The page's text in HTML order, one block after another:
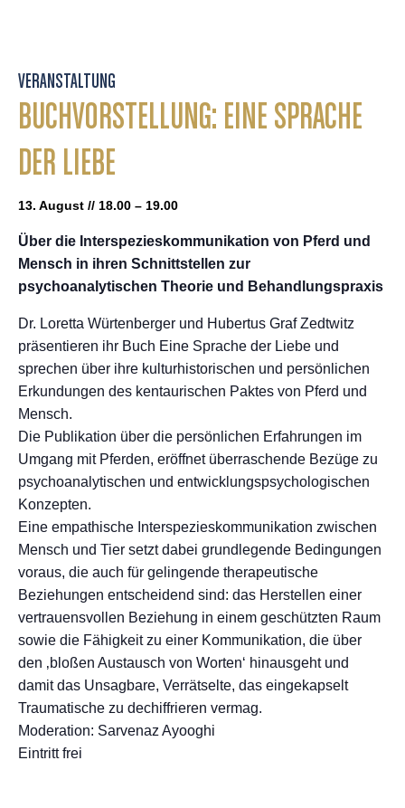
VERANSTALTUNG
BUCHVORSTELLUNG: EINE SPRACHE
DER LIEBE
13. August // 18.00 – 19.00
Über die Interspezieskommunikation von Pferd und
Mensch in ihren Schnittstellen zur
psychoanalytischen Theorie und Behandlungspraxis
Dr. Loretta Würtenberger und Hubertus Graf Zedtwitz
präsentieren ihr Buch Eine Sprache der Liebe und
sprechen über ihre kulturhistorischen und persönlichen
Erkundungen des kentaurischen Paktes von Pferd und
Mensch.
Die Publikation über die persönlichen Erfahrungen im
Umgang mit Pferden, eröffnet überraschende Bezüge zu
psychoanalytischen und entwicklungspsychologischen
Konzepten.
Eine empathische Interspezieskommunikation zwischen
Mensch und Tier setzt dabei grundlegende Bedingungen
voraus, die auch für gelingende therapeutische
Beziehungen entscheidend sind: das Herstellen einer
vertrauensvollen Beziehung in einem geschützten Raum
sowie die Fähigkeit zu einer Kommunikation, die über
den ‚bloßen Austausch von Worten‘ hinausgeht und
damit das Unsagbare, Verrätselte, das eingekapselt
Traumatische zu dechiffrieren vermag.
Moderation: Sarvenaz Ayooghi
Eintritt frei